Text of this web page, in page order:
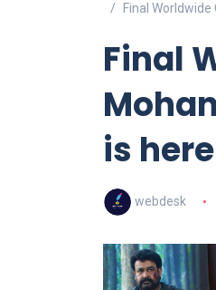
Final
Final
is here
webdesk